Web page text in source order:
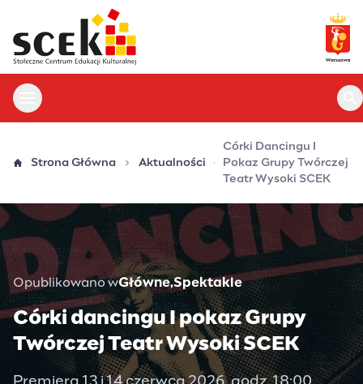
treści
Otwórz menu główne
Strona Główna Aktualności
Córki Dancingu I
Pokaz Grupy Twórczej
Teatr Wysoki SCEK
Opublikowano wGłówne Spektakle
Córki dancingu I pokaz Grupy
Twórczej Teatr Wysoki SCEK